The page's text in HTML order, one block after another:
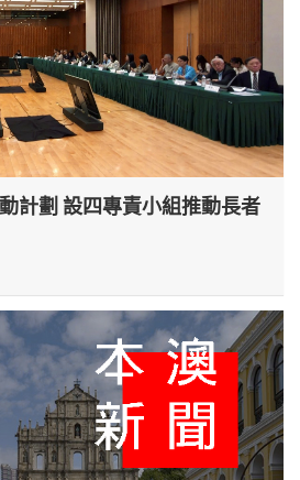
計劃 設四專責小組推動長者